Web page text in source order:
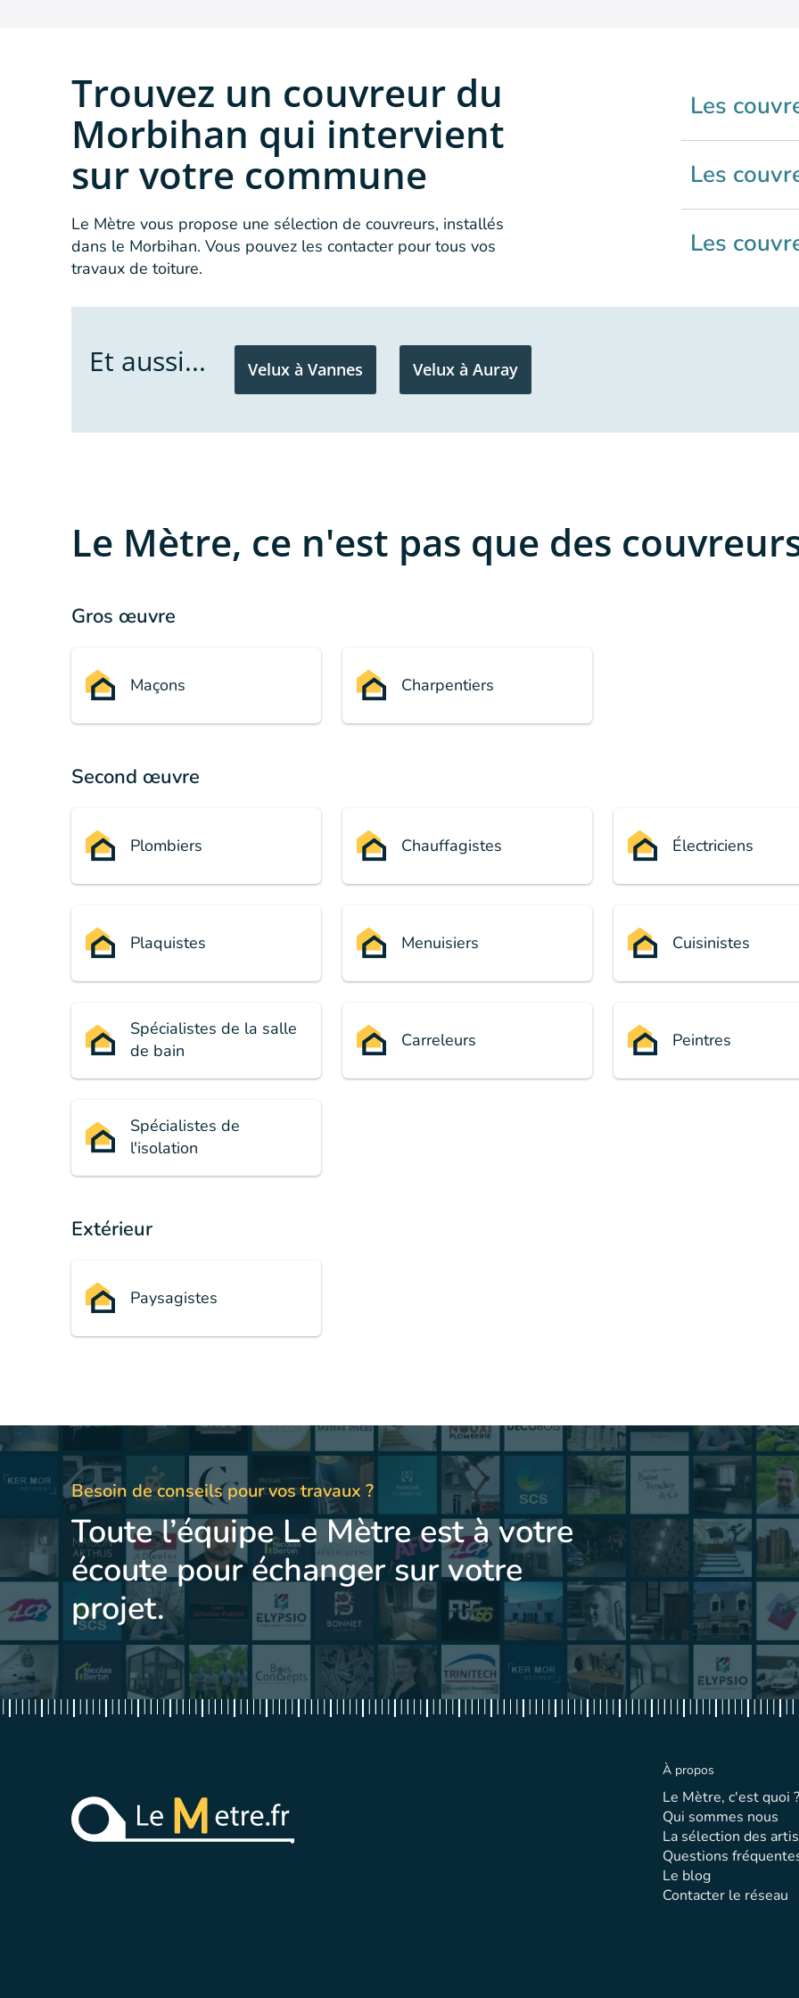
Trouvez un couvreur du
Morbihan qui intervient
sur votre commune
Le Mètre vous propose une sélection de couvreurs, installés
dans le Morbihan. Vous pouvez les contacter pour tous vos
travaux de toiture.
Les
Les
Les
Et aussi... Velux à Vannes Velux à Auray
Le Mètre, ce n'est pas que des
Gros œuvre
Maçons Charpentiers
Second œuvre
Plombiers Chauffagistes Électriciens
Plaquistes Menuisiers Cuisinistes
Spécialistes de la salle
de bain
Carreleurs Peintres
Spécialistes de
l'isolation
Extérieur
Paysagistes
Besoin de conseils pour vos travaux ?
Toute l’équipe Le Mètre est à votre
écoute pour échanger sur votre
projet.
À propos
Le Mètre, c'est quoi
Qui sommes nous
La sélection des
Questions
Le blog
Contacter le réseau